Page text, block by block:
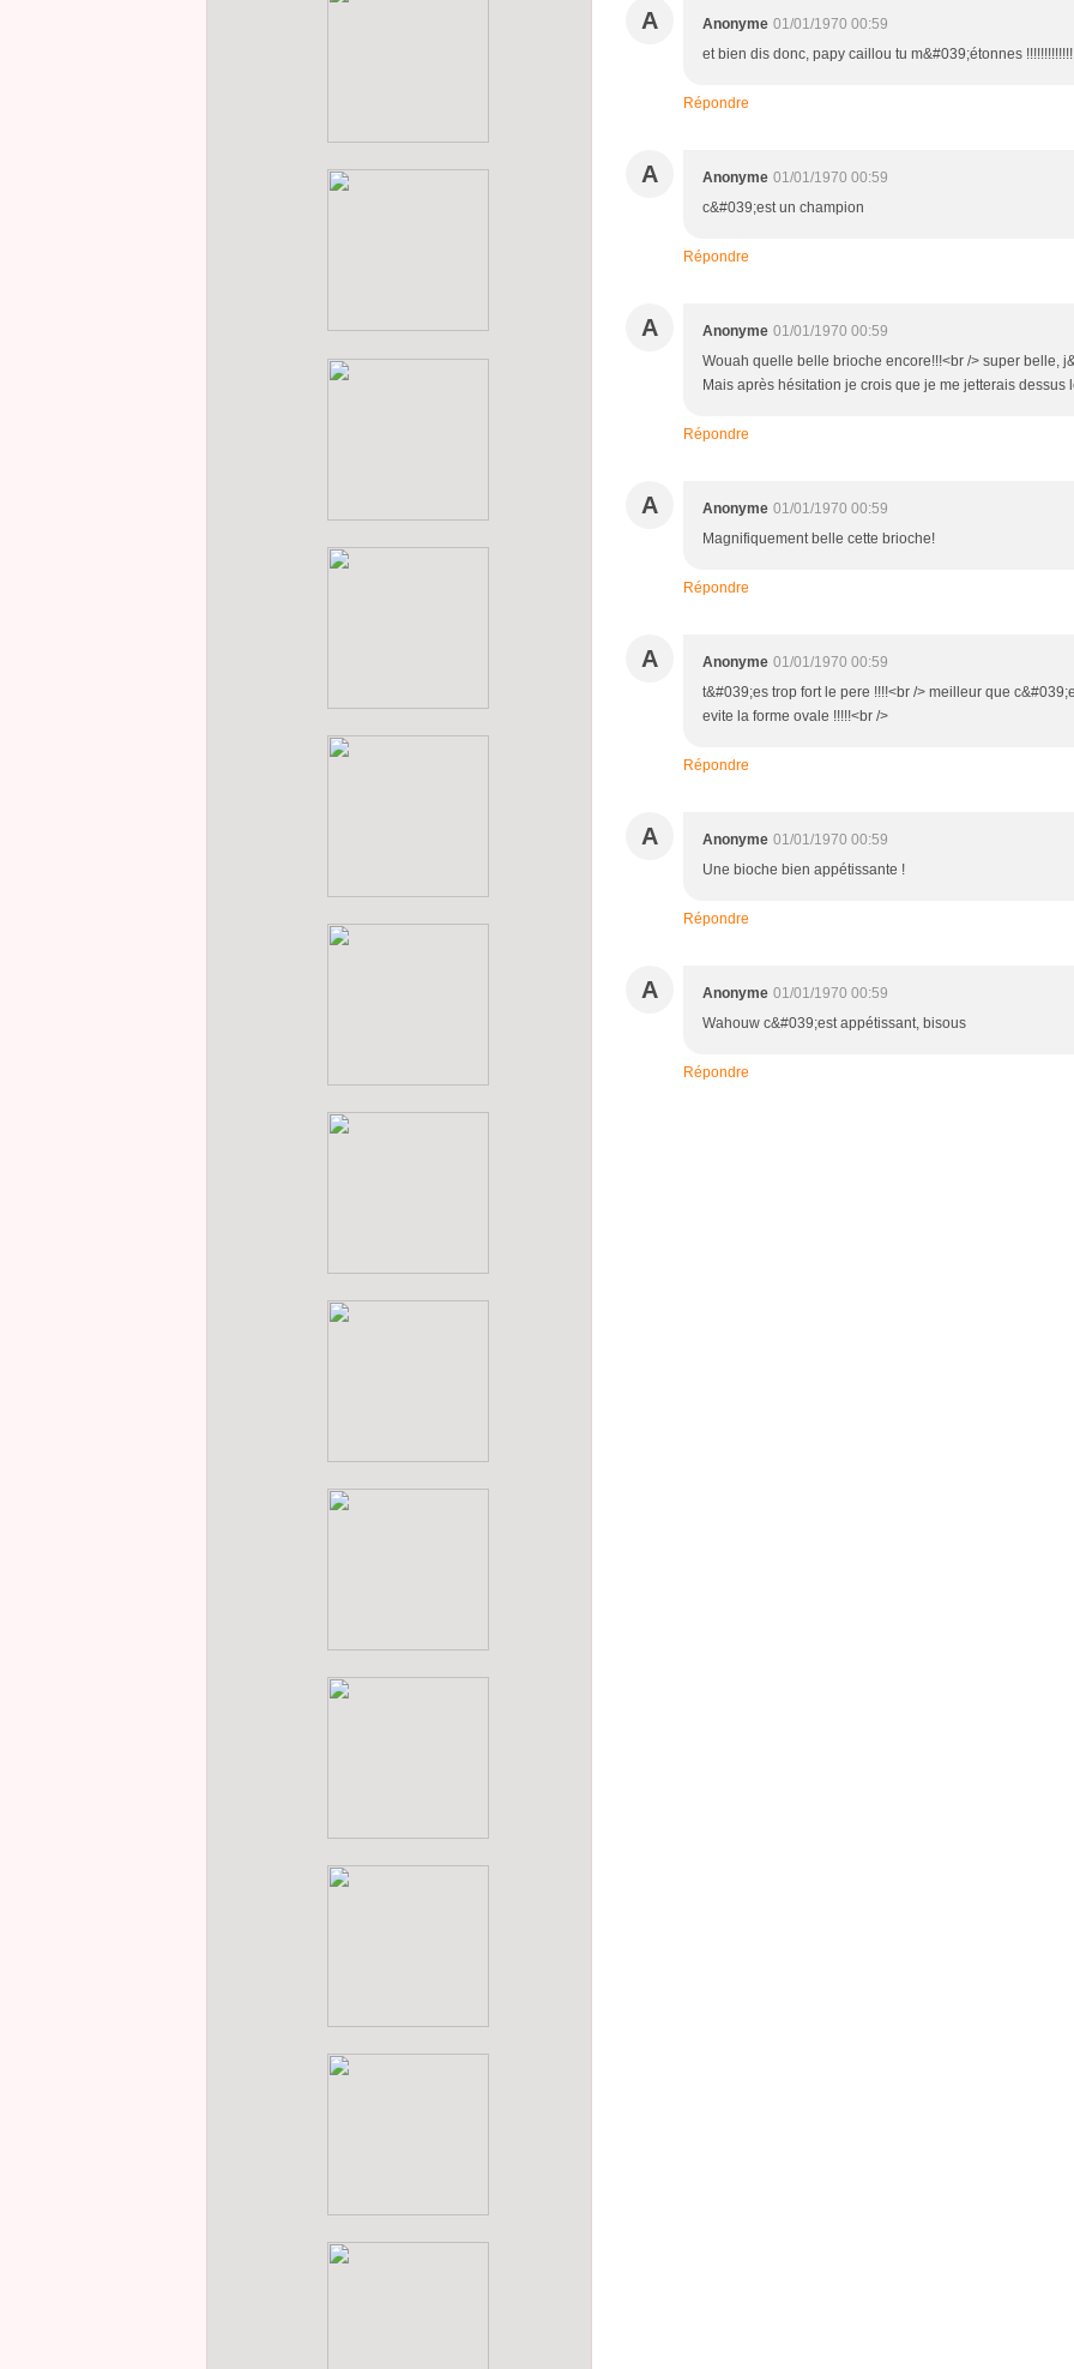
A Anonyme 01/01/1970 00:59
et bien dis donc, papy caillou tu m&#039;étonnes
Répondre
A Anonyme 01/01/1970 00:59
c&#039;est un champion
Répondre
A Anonyme 01/01/1970 00:59
Wouah quelle belle brioche encore!!!<br /> super belle,
Mais après hésitation je crois que je me jetterais dessus
Répondre
A Anonyme 01/01/1970 00:59
Magnifiquement belle cette brioche!
Répondre
A Anonyme 01/01/1970 00:59
t&#039;es trop fort le pere !!!!<br /> meilleur que
evite la forme ovale !!!!!<br />
Répondre
A Anonyme 01/01/1970 00:59
Une bioche bien appétissante !
Répondre
A Anonyme 01/01/1970 00:59
Wahouw c&#039;est appétissant, bisous
Répondre